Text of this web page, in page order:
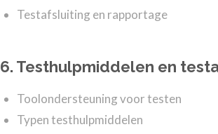
Testafsluiting en rapportage
6. Testhulpmiddelen en
Toolondersteuning voor testen
Typen testhulpmiddelen